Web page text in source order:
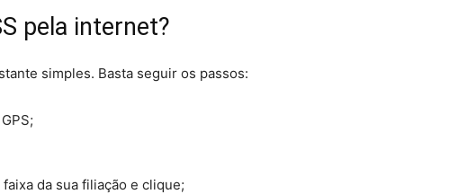
pela internet?
simples. Basta seguir os passos:
da sua filiação e clique;